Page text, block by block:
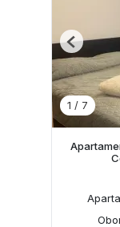
1 / 7
Previous